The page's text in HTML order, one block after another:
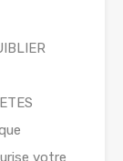
votre